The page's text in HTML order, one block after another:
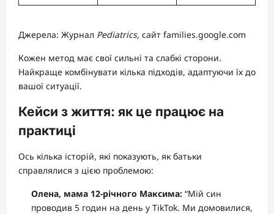
Джерела: Журнал Pediatrics, сайт families.google.com
Кожен метод має свої сильні та слабкі сторони.
Найкраще комбінувати кілька підходів, адаптуючи їх до
вашої ситуації.
Кейси з життя: як це працює на
практиці
Ось кілька історій, які показують, як батьки
справлялися з цією проблемою:
Олена, мама 12-річного Максима: “Мій син
проводив 5 годин на день у TikTok. Ми домовилися,